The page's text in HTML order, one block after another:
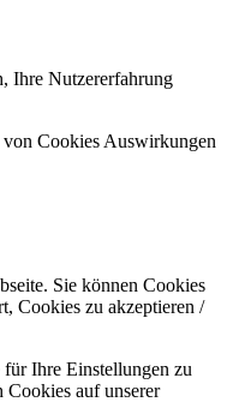
Ihre Nutzererfahrung
von Cookies Auswirkungen
Sie können Cookies
Cookies zu akzeptieren /
Ihre Einstellungen zu
Cookies auf unserer